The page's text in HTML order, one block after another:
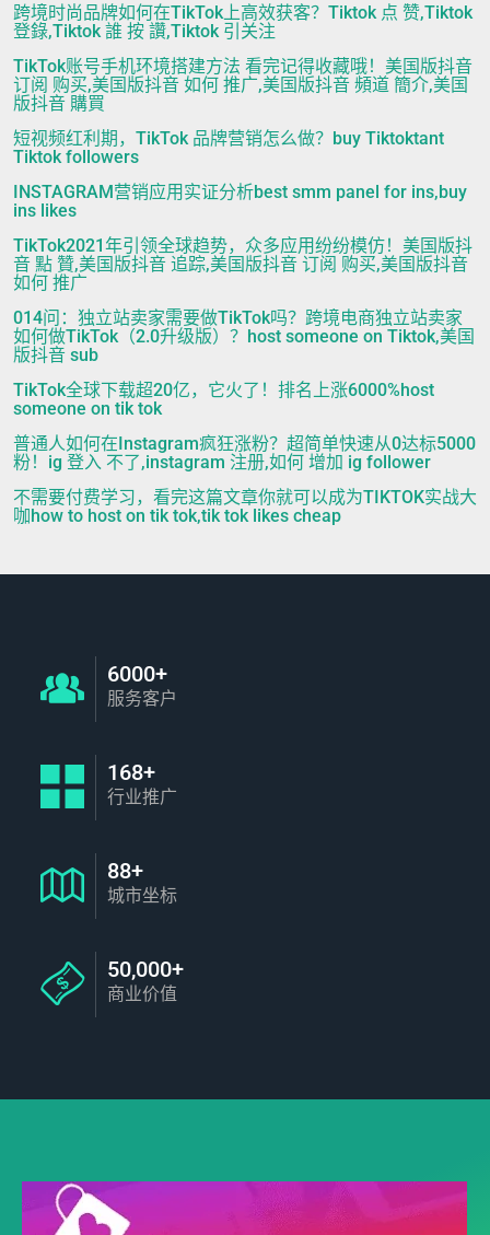
跨境时尚品牌如何在TikTok上高效获客？Tiktok 点 赞,Tiktok
登錄,Tiktok 誰 按 讚,Tiktok 引关注
TikTok账号手机环境搭建方法 看完记得收藏哦！美国版抖音
订阅 购买,美国版抖音 如何 推广,美国版抖音 頻道 簡介,美国
版抖音 購買
短视频红利期，TikTok 品牌营销怎么做？buy Tiktoktant
Tiktok followers
INSTAGRAM营销应用实证分析best smm panel for ins,buy
ins likes
TikTok2021年引领全球趋势，众多应用纷纷模仿！美国版抖
音 點 贊,美国版抖音 追踪,美国版抖音 订阅 购买,美国版抖音
如何 推广
014问：独立站卖家需要做TikTok吗？跨境电商独立站卖家
如何做TikTok（2.0升级版）？host someone on Tiktok,美国
版抖音 sub
TikTok全球下载超20亿，它火了！排名上涨6000%host
someone on tik tok
普通人如何在Instagram疯狂涨粉？超简单快速从0达标5000
粉！ig 登入 不了,instagram 注册,如何 增加 ig follower
不需要付费学习，看完这篇文章你就可以成为TIKTOK实战大
咖how to host on tik tok,tik tok likes cheap
6000+
服务客户
168+
行业推广
88+
城市坐标
50,000+
商业价值